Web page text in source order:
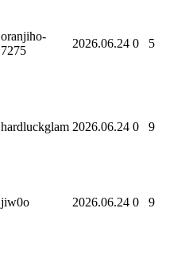
oranjiho-
7275
2026.06.24 0 5
hardluckglam 2026.06.24 0 9
jiw0o 2026.06.24 0 9